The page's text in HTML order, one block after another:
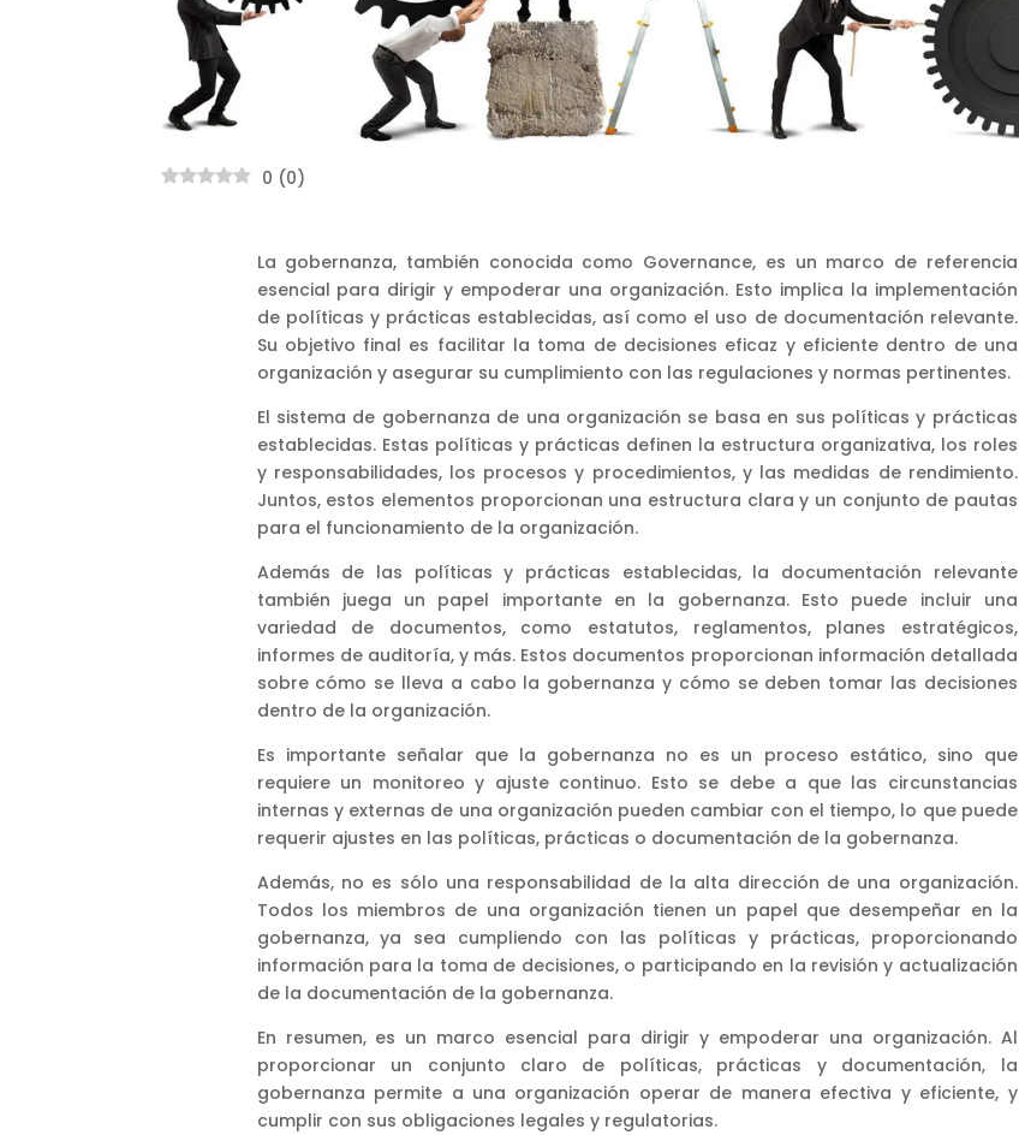
0 (0)
La gobernanza, también conocida como Governance, es un marco de referencia
esencial para dirigir y empoderar una organización. Esto implica la implementación
de políticas y prácticas establecidas, así como el uso de documentación relevante.
Su objetivo final es facilitar la toma de decisiones eficaz y eficiente dentro de una
organización y asegurar su cumplimiento con las regulaciones y normas pertinentes.
El sistema de gobernanza de una organización se basa en sus políticas y prácticas
establecidas. Estas políticas y prácticas definen la estructura organizativa, los roles
y responsabilidades, los procesos y procedimientos, y las medidas de rendimiento.
Juntos, estos elementos proporcionan una estructura clara y un conjunto de pautas
para el funcionamiento de la organización.
Además de las políticas y prácticas establecidas, la documentación relevante
también juega un papel importante en la gobernanza. Esto puede incluir una
variedad de documentos, como estatutos, reglamentos, planes estratégicos,
informes de auditoría, y más. Estos documentos proporcionan información detallada
sobre cómo se lleva a cabo la gobernanza y cómo se deben tomar las decisiones
dentro de la organización.
Es importante señalar que la gobernanza no es un proceso estático, sino que
requiere un monitoreo y ajuste continuo. Esto se debe a que las circunstancias
internas y externas de una organización pueden cambiar con el tiempo, lo que puede
requerir ajustes en las políticas, prácticas o documentación de la gobernanza.
Además, no es sólo una responsabilidad de la alta dirección de una organización.
Todos los miembros de una organización tienen un papel que desempeñar en la
gobernanza, ya sea cumpliendo con las políticas y prácticas, proporcionando
información para la toma de decisiones, o participando en la revisión y actualización
de la documentación de la gobernanza.
En resumen, es un marco esencial para dirigir y empoderar una organización. Al
proporcionar un conjunto claro de políticas, prácticas y documentación, la
gobernanza permite a una organización operar de manera efectiva y eficiente, y
cumplir con sus obligaciones legales y regulatorias.